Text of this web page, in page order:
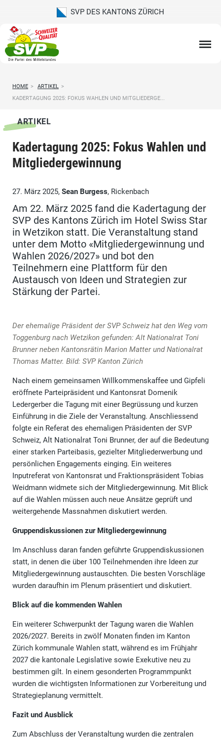
SVP DES KANTONS ZÜRICH
HOME > ARTIKEL >
KADERTAGUNG 2025: FOKUS WAHLEN UND MITGLIEDERGE...
ARTIKEL
Kadertagung 2025: Fokus Wahlen und
Mitgliedergewinnung
27. März 2025, Sean Burgess, Rickenbach
Am 22. März 2025 fand die Kadertagung der
SVP des Kantons Zürich im Hotel Swiss Star
in Wetzikon statt. Die Veranstaltung stand
unter dem Motto «Mitgliedergewinnung und
Wahlen 2026/2027» und bot den
Teilnehmern eine Plattform für den
Austausch von Ideen und Strategien zur
Stärkung der Partei.
Der ehemalige Präsident der SVP Schweiz hat den Weg vom
Toggenburg nach Wetzikon gefunden: Alt Nationalrat Toni
Brunner neben Kantonsrätin Marion Matter und Nationalrat
Thomas Matter. Bild: SVP Kanton Zürich
Nach einem gemeinsamen Willkommenskaffee und Gipfeli
eröffnete Parteipräsident und Kantonsrat Domenik
Ledergerber die Tagung mit einer Begrüssung und kurzen
Einführung in die Ziele der Veranstaltung. Anschliessend
folgte ein Referat des ehemaligen Präsidenten der SVP
Schweiz, Alt Nationalrat Toni Brunner, der auf die Bedeutung
einer starken Parteibasis, gezielter Mitgliederwerbung und
persönlichen Engagements einging. Ein weiteres
Inputreferat von Kantonsrat und Fraktionspräsident Tobias
Weidmann widmete sich der Mitgliedergewinnung. Mit Blick
auf die Wahlen müssen auch neue Ansätze geprüft und
weitergehende Massnahmen diskutiert werden.
Gruppendiskussionen zur Mitgliedergewinnung
Im Anschluss daran fanden geführte Gruppendiskussionen
statt, in denen die über 100 Teilnehmenden ihre Ideen zur
Mitgliedergewinnung austauschten. Die besten Vorschläge
wurden daraufhin im Plenum präsentiert und diskutiert.
Blick auf die kommenden Wahlen
Ein weiterer Schwerpunkt der Tagung waren die Wahlen
2026/2027. Bereits in zwölf Monaten finden im Kanton
Zürich kommunale Wahlen statt, während es im Frühjahr
2027 die kantonale Legislative sowie Exekutive neu zu
bestimmen gilt. In einem gesonderten Programmpunkt
wurden die wichtigsten Informationen zur Vorbereitung und
Strategieplanung vermittelt.
Fazit und Ausblick
Zum Abschluss der Veranstaltung wurden die zentralen